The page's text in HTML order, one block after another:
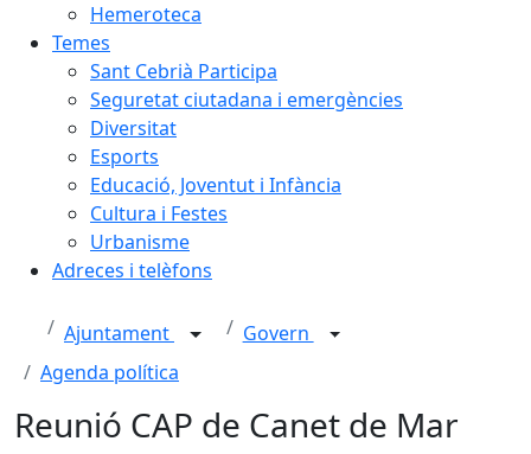
Hemeroteca
Temes
Sant Cebrià Participa
Seguretat ciutadana i emergències
Diversitat
Esports
Educació, Joventut i Infància
Cultura i Festes
Urbanisme
Adreces i telèfons
Ajuntament
Govern
Agenda política
Reunió CAP de Canet de Mar